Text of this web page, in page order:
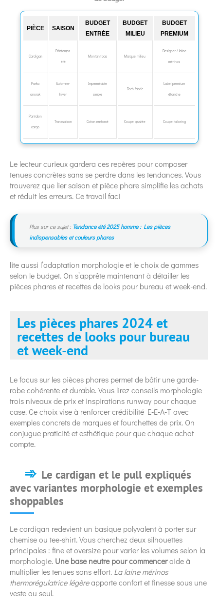
PIÈCE SAISON
BUDGET
ENTRÉE
BUDGET
MILIEU
BUDGET
PREMIUM
Cardigan
Printemps-
été
Montant bas Marque milieu
Designer / laine
mérinos
Parka
anorak
Automne-
hiver
Imperméable
simple
Tech fabric
Label premium
étanche
Pantalon
cargo
Transsaison Coton renforcé Coupe ajustée Coupe tailoring
Le lecteur curieux gardera ces repères pour composer
tenues concrètes sans se perdre dans les tendances. Vous
trouverez que lier saison et pièce phare simplifie les achats
et réduit les erreurs. Ce travail faci
Plus sur ce sujet : Tendance été 2025 homme : Les pièces
indispensables et couleurs phares
lite aussi l’adaptation morphologie et le choix de gammes
selon le budget. On s’apprête maintenant à détailler les
pièces phares et recettes de looks pour bureau et week-end.
Les pièces phares 2024 et
recettes de looks pour bureau
et week-end
Le focus sur les pièces phares permet de bâtir une garde-
robe cohérente et durable. Vous lirez conseils morphologie
trois niveaux de prix et inspirations runway pour chaque
case. Ce choix vise à renforcer crédibilité E‑E‑A‑T avec
exemples concrets de marques et fourchettes de prix. On
conjugue praticité et esthétique pour que chaque achat
compte.
Le cardigan et le pull expliqués
avec variantes morphologie et exemples
shoppables
Le cardigan redevient un basique polyvalent à porter sur
chemise ou tee-shirt. Vous cherchez deux silhouettes
principales : fine et oversize pour varier les volumes selon la
morphologie. Une base neutre pour commenceraide à
multiplier les tenues sans effort. La laine mérinos
thermorégulatrice légèreapporte confort et finesse sous une
veste ou seul.